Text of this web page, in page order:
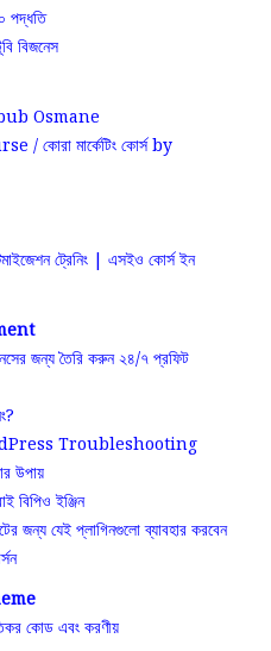
পদ্ধতি
বিজনেস
Osmane
মার্কেটিং কোর্স by
ট্রেনিং | এসইও কোর্স ইন
জন্য তৈরি করুন ২৪/৭ প্রফিট
Troubleshooting
উপায়
বিপিও ইঞ্জিন
যেই প্লাগিনগুলো ব্যাবহার করবেন
কোড এবং করণীয়